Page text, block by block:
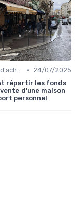
Conseils d'achat immobilier •
24/07/2025
répartir les fonds
d'une maison
personnel